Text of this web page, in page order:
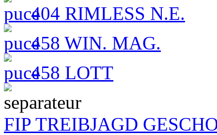
404 RIMLESS N.E.
458 WIN. MAG.
458 LOTT
FIP TREIBJAGD